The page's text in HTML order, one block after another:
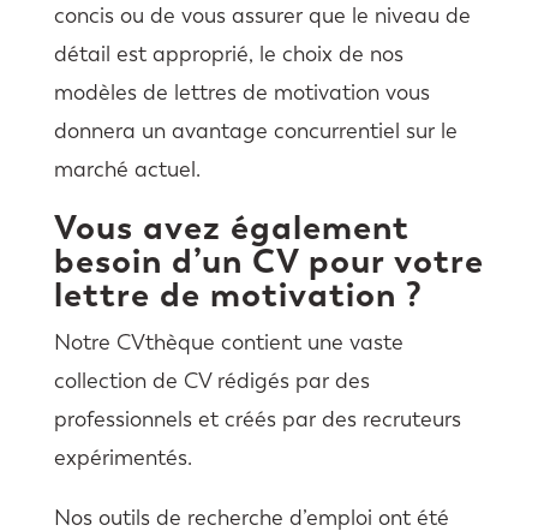
concis ou de vous assurer que le niveau de
détail est approprié, le choix de nos
modèles de lettres de motivation vous
donnera un avantage concurrentiel sur le
marché actuel.
Vous avez également
besoin d’un CV pour votre
lettre de motivation ?
Notre CVthèque contient une vaste
collection de CV rédigés par des
professionnels et créés par des recruteurs
expérimentés.
Nos outils de recherche d’emploi ont été